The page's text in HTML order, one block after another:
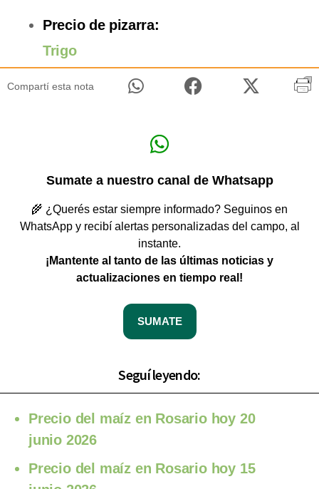
Precio de pizarra:
Trigo
Compartí esta nota
Sumate a nuestro canal de Whatsapp
🌾 ¿Querés estar siempre informado? Seguinos en
WhatsApp y recibí alertas personalizadas del campo, al
instante.
¡Mantente al tanto de las últimas noticias y
actualizaciones en tiempo real!
SUMATE
Seguí leyendo:
Precio del maíz en Rosario hoy 20
junio 2026
Precio del maíz en Rosario hoy 15